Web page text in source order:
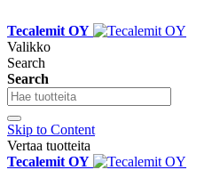
Tecalemit OY
Valikko
Search
Search
Skip to Content
Vertaa tuotteita
Tecalemit OY